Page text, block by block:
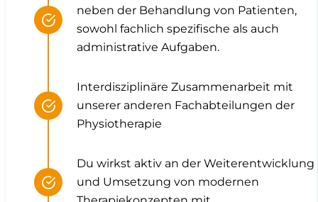
neben der Behandlung von Patienten,
sowohl fachlich spezifische als auch
administrative Aufgaben.
Interdisziplinäre Zusammenarbeit mit
unserer anderen Fachabteilungen der
Physiotherapie
Du wirkst aktiv an der Weiterentwicklung
und Umsetzung von modernen